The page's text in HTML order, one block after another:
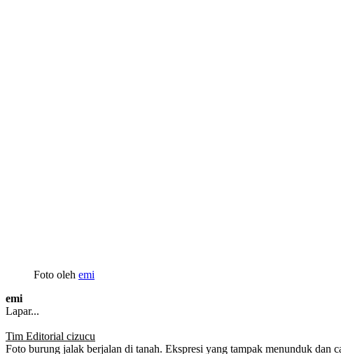
Foto oleh emi
emi
Lapar...
Tim Editorial cizucu
Foto burung jalak berjalan di tanah. Ekspresi yang tampak menunduk dan